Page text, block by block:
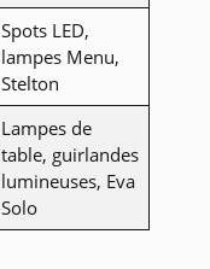
Spots LED,
lampes Menu,
Stelton
Lampes de
table, guirlandes
lumineuses, Eva
Solo